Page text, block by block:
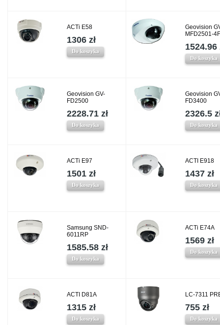
ACTi E58
1306 zł
Do koszyka
Geovision
MFD2501-4F
1524.96
Do koszyka
Geovision GV-
FD2500
2228.71 zł
Do koszyka
Geovision
FD3400
2326.5
Do koszyka
ACTi E97
1501 zł
Do koszyka
ACTI E918
1437 zł
Do koszyka
Samsung SND-
6011RP
1585.58 zł
Do koszyka
ACTi E74A
1569 zł
Do koszyka
ACTI D81A
1315 zł
Do koszyka
LC-7311
755 zł
Do koszyka